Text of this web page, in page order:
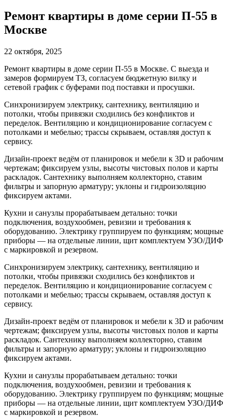
Ремонт квартиры в доме серии П-55 в
Москве
22 октября, 2025
Ремонт квартиры в доме серии П-55 в Москве. С выезда и
замеров формируем ТЗ, согласуем бюджетную вилку и
сетевой график с буферами под поставки и просушки.
Синхронизируем электрику, сантехнику, вентиляцию и
потолки, чтобы привязки сходились без конфликтов и
переделок. Вентиляцию и кондиционирование согласуем с
потолками и мебелью; трассы скрываем, оставляя доступ к
сервису.
Дизайн-проект ведём от планировок и мебели к 3D и рабочим
чертежам; фиксируем узлы, высоты чистовых полов и карты
раскладок. Сантехнику выполняем коллекторно, ставим
фильтры и запорную арматуру; уклоны и гидроизоляцию
фиксируем актами.
Кухни и санузлы прорабатываем детально: точки
подключения, воздухообмен, ревизии и требования к
оборудованию. Электрику группируем по функциям; мощные
приборы — на отдельные линии, щит комплектуем УЗО/ДИФ
с маркировкой и резервом.
Синхронизируем электрику, сантехнику, вентиляцию и
потолки, чтобы привязки сходились без конфликтов и
переделок. Вентиляцию и кондиционирование согласуем с
потолками и мебелью; трассы скрываем, оставляя доступ к
сервису.
Дизайн-проект ведём от планировок и мебели к 3D и рабочим
чертежам; фиксируем узлы, высоты чистовых полов и карты
раскладок. Сантехнику выполняем коллекторно, ставим
фильтры и запорную арматуру; уклоны и гидроизоляцию
фиксируем актами.
Кухни и санузлы прорабатываем детально: точки
подключения, воздухообмен, ревизии и требования к
оборудованию. Электрику группируем по функциям; мощные
приборы — на отдельные линии, щит комплектуем УЗО/ДИФ
с маркировкой и резервом.